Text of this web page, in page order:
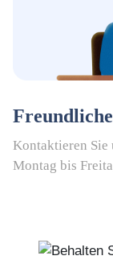
Kontaktieren Sie
Montag bis